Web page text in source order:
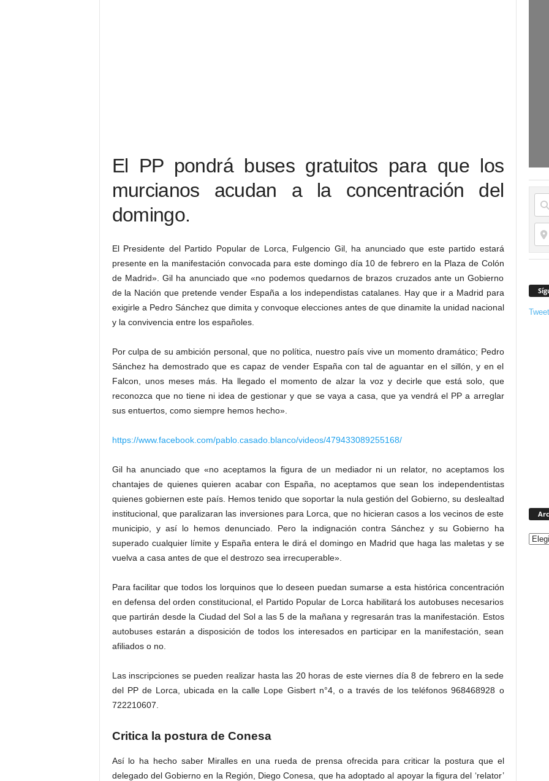
El PP pondrá buses gratuitos para que los
murcianos acudan a la concentración del
domingo.
El Presidente del Partido Popular de Lorca, Fulgencio Gil, ha anunciado que este partido estará
presente en la manifestación convocada para este domingo día 10 de febrero en la Plaza de Colón
de Madrid». Gil ha anunciado que «no podemos quedarnos de brazos cruzados ante un Gobierno
de la Nación que pretende vender España a los independistas catalanes. Hay que ir a Madrid para
exigirle a Pedro Sánchez que dimita y convoque elecciones antes de que dinamite la unidad nacional
y la convivencia entre los españoles.
Por culpa de su ambición personal, que no política, nuestro país vive un momento dramático; Pedro
Sánchez ha demostrado que es capaz de vender España con tal de aguantar en el sillón, y en el
Falcon, unos meses más. Ha llegado el momento de alzar la voz y decirle que está solo, que
reconozca que no tiene ni idea de gestionar y que se vaya a casa, que ya vendrá el PP a arreglar
sus entuertos, como siempre hemos hecho».
https://www.facebook.com/pablo.casado.blanco/videos/479433089255168/
Gil ha anunciado que «no aceptamos la figura de un mediador ni un relator, no aceptamos los
chantajes de quienes quieren acabar con España, no aceptamos que sean los independentistas
quienes gobiernen este país. Hemos tenido que soportar la nula gestión del Gobierno, su deslealtad
institucional, que paralizaran las inversiones para Lorca, que no hicieran casos a los vecinos de este
municipio, y así lo hemos denunciado. Pero la indignación contra Sánchez y su Gobierno ha
superado cualquier límite y España entera le dirá el domingo en Madrid que haga las maletas y se
vuelva a casa antes de que el destrozo sea irrecuperable».
Para facilitar que todos los lorquinos que lo deseen puedan sumarse a esta histórica concentración
en defensa del orden constitucional, el Partido Popular de Lorca habilitará los autobuses necesarios
que partirán desde la Ciudad del Sol a las 5 de la mañana y regresarán tras la manifestación. Estos
autobuses estarán a disposición de todos los interesados en participar en la manifestación, sean
afiliados o no.
Las inscripciones se pueden realizar hasta las 20 horas de este viernes día 8 de febrero en la sede
del PP de Lorca, ubicada en la calle Lope Gisbert n°4, o a través de los teléfonos 968468928 o
722210607.
Critica la postura de Conesa
Así lo ha hecho saber Miralles en una rueda de prensa ofrecida para criticar la postura que el
delegado del Gobierno en la Región, Diego Conesa, que ha adoptado al apoyar la figura del ‘relator’